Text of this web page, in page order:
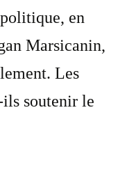
en
Marsicanin,
Les
soutenir le